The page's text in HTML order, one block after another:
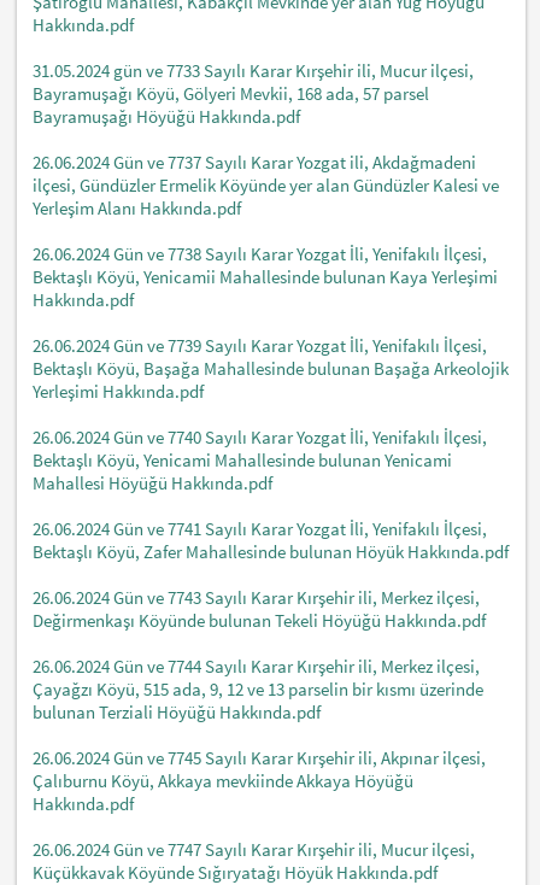
Hakkında.pdf
31.05.2024 gün ve 7733 Sayılı Karar Kırşehir ili, Mucur ilçesi,
Bayramuşağı Köyü, Gölyeri Mevkii, 168 ada, 57 parsel
Bayramuşağı Höyüğü Hakkında.pdf
26.06.2024 Gün ve 7737 Sayılı Karar Yozgat ili, Akdağmadeni
ilçesi, Gündüzler Ermelik Köyünde yer alan Gündüzler Kalesi ve
Yerleşim Alanı Hakkında.pdf
26.06.2024 Gün ve 7738 Sayılı Karar Yozgat İli, Yenifakılı İlçesi,
Bektaşlı Köyü, Yenicamii Mahallesinde bulunan Kaya Yerleşimi
Hakkında.pdf
26.06.2024 Gün ve 7739 Sayılı Karar Yozgat İli, Yenifakılı İlçesi,
Bektaşlı Köyü, Başağa Mahallesinde bulunan Başağa Arkeolojik
Yerleşimi Hakkında.pdf
26.06.2024 Gün ve 7740 Sayılı Karar Yozgat İli, Yenifakılı İlçesi,
Bektaşlı Köyü, Yenicami Mahallesinde bulunan Yenicami
Mahallesi Höyüğü Hakkında.pdf
26.06.2024 Gün ve 7741 Sayılı Karar Yozgat İli, Yenifakılı İlçesi,
Bektaşlı Köyü, Zafer Mahallesinde bulunan Höyük Hakkında.pdf
26.06.2024 Gün ve 7743 Sayılı Karar Kırşehir ili, Merkez ilçesi,
Değirmenkaşı Köyünde bulunan Tekeli Höyüğü Hakkında.pdf
26.06.2024 Gün ve 7744 Sayılı Karar Kırşehir ili, Merkez ilçesi,
Çayağzı Köyü, 515 ada, 9, 12 ve 13 parselin bir kısmı üzerinde
bulunan Terziali Höyüğü Hakkında.pdf
26.06.2024 Gün ve 7745 Sayılı Karar Kırşehir ili, Akpınar ilçesi,
Çalıburnu Köyü, Akkaya mevkiinde Akkaya Höyüğü
Hakkında.pdf
26.06.2024 Gün ve 7747 Sayılı Karar Kırşehir ili, Mucur ilçesi,
Küçükkavak Köyünde Sığıryatağı Höyük Hakkında.pdf